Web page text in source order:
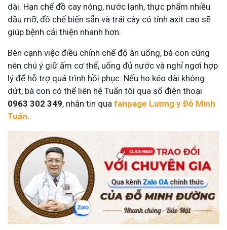
dài. Hạn chế đồ cay nóng, nước lạnh, thực phẩm nhiều
dầu mỡ, đồ chế biến sẵn và trái cây có tính axit cao sẽ
giúp bệnh cải thiện nhanh hơn.
Bên cạnh việc điều chỉnh chế độ ăn uống, bà con cũng
nên chú ý giữ ấm cơ thể, uống đủ nước và nghỉ ngơi hợp
lý để hỗ trợ quá trình hồi phục. Nếu ho kéo dài không
dứt, bà con có thể liên hệ Tuấn tôi qua số điện thoại
0963 302 349, nhắn tin qua fanpage Lương y Đỗ Minh
Tuấn.